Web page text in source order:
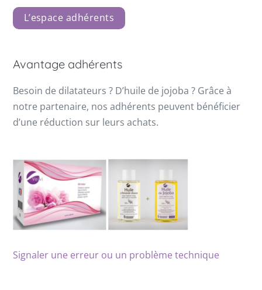
L’espace adhérents
Avantage adhérents
Besoin de dilatateurs ? D’huile de jojoba ? Grâce à
notre partenaire, nos adhérents peuvent bénéficier
d’une réduction sur leurs achats.
Signaler une erreur ou un problème technique